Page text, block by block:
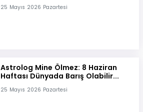
25 Mayıs 2026 Pazartesi
Astrolog Mine Ölmez: 8 Haziran
Haftası Dünyada Barış Olabilir...
25 Mayıs 2026 Pazartesi